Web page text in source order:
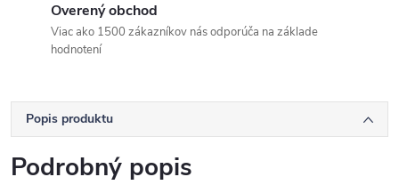
Overený obchod
Viac ako 1500 zákazníkov nás odporúča na základe
hodnotení
Popis produktu
Podrobný popis